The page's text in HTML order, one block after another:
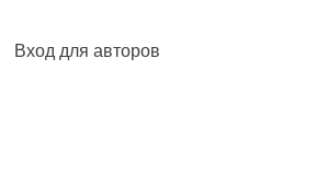
Вход для авторов